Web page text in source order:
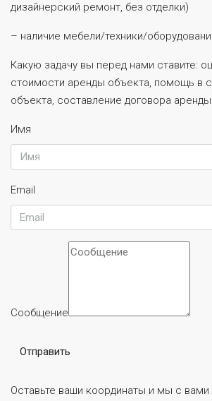
дизайнерский ремонт, без отделки)
– наличие мебели/техники/
Какую задачу вы перед нами ставите:
стоимости аренды объекта, помощь в
объекта, составление договора
Имя
Email
Сообщение
Отправить
Оставьте ваши координаты и мы с